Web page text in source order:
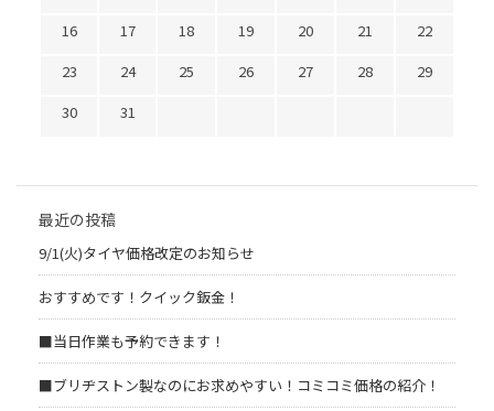
16 17 18 19 20 21
22
23
24 25 26 27 28
29
30
31
最近の投稿
9/1(火)タイヤ価格改定のお知らせ
おすすめです！クイック鈑金！
■当日作業も予約できます！
■ブリヂストン製なのにお求めやすい！コミコミ価格の紹介！